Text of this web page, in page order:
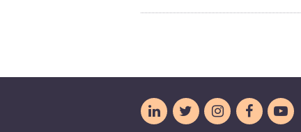




